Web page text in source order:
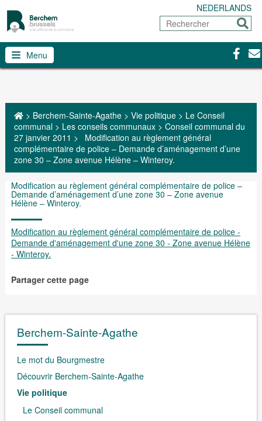
NEDERLANDS
Rechercher
Menu
> Berchem-Sainte-Agathe> Vie politique> Le Conseil
communal> Les conseils communaux> Conseil communal du
27 janvier 2011 >
Modification au règlement général
complémentaire de police – Demande d’aménagement d’une
zone 30 – Zone avenue Hélène – Winteroy.
Modification au règlement général complémentaire de police –
Demande d’aménagement d’une zone 30 – Zone avenue
Hélène – Winteroy.
Modification au règlement général complémentaire de police -
Demande d'aménagement d'une zone 30 - Zone avenue Hélène
- Winteroy.
Partager cette page
Berchem-Sainte-Agathe
Le mot du Bourgmestre
Découvrir Berchem-Sainte-Agathe
Vie politique
Le Conseil communal